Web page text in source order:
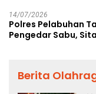
14/07/2026
Polres Pelabuhan
Pengedar Sabu,
Berita